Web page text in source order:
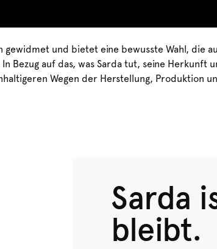
gewidmet und bietet eine bewusste Wahl, die
Bezug auf das, was Sarda tut, seine Herkunft
Wegen der Herstellung, Produktion
Sarda
bleibt.